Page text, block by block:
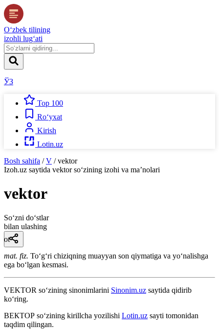
O‘zbek tilining
izohli lug‘ati
ЎЗ
Top 100
Ro‘yxat
Kirish
Lotin.uz
Bosh sahifa / V / vektor
Izoh.uz saytida vektorso‘zining izohi va ma’nolari
vektor
So‘zni do‘stlar
bilan ulashing
ot
mat. fiz. Toʻgʻri chiziqning muayyan son qiymatiga va yoʻnalishga
ega boʻlgan kesmasi.
VEKTOR so‘zining sinonimlarini Sinonim.uz saytida qidirib
ko‘ring.
ВЕКТОР so‘zining kirillcha yozilishi Lotin.uz sayti tomonidan
taqdim qilingan.